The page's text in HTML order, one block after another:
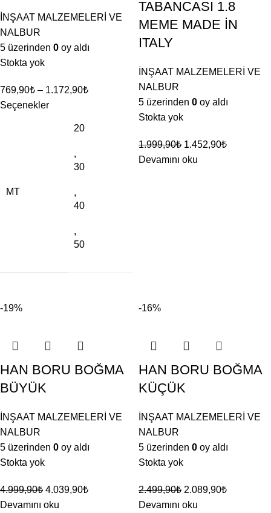
İNŞAAT MALZEMELERİ VE
NALBUR
5 üzerinden 0 oy aldı
Stokta yok
769,90₺ – 1.172,90₺
Seçenekler
MT
20
,
30
,
40
,
50
TABANCASI 1.8
MEME MADE İN
ITALY
İNŞAAT MALZEMELERİ VE
NALBUR
5 üzerinden 0 oy aldı
Stokta yok
1.999,90₺ 1.452,90₺
Devamını oku
-19%
HAN BORU BOĞMA
BÜYÜK
İNŞAAT MALZEMELERİ VE
NALBUR
5 üzerinden 0 oy aldı
Stokta yok
4.999,90₺ 4.039,90₺
Devamını oku
-16%
HAN BORU BOĞMA
KÜÇÜK
İNŞAAT MALZEMELERİ VE
NALBUR
5 üzerinden 0 oy aldı
Stokta yok
2.499,90₺ 2.089,90₺
Devamını oku